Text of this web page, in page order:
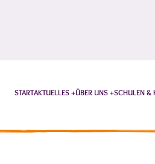
STARTAKTUELLES ÜBER UNS SCHULEN &